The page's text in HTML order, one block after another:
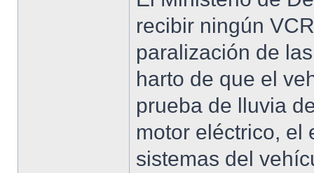
recibir ningún
paralización de
harto de que el
prueba de lluvia
motor eléctrico, el
sistemas del